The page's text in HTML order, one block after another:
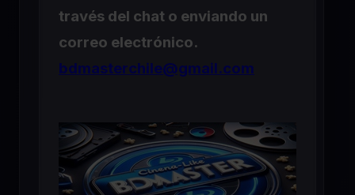
través del chat o enviando un
correo electrónico.
bdmasterchile@gmail.com